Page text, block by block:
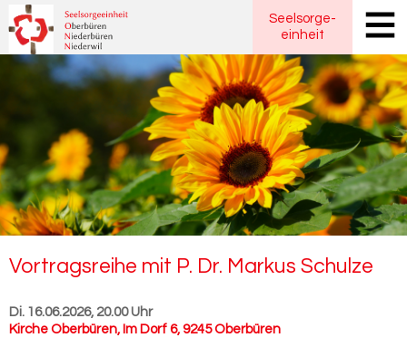
Seelsorge-
einheit
Vor­trags­rei­he mit P. Dr. Mar­kus Schul­ze
Di. 16.06.2026, 20.00 Uhr
Kirche Oberbüren, Im Dorf 6, 9245 Oberbüren